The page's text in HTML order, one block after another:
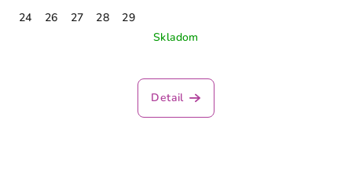
24 26 27 28
29
Skladom
Detail